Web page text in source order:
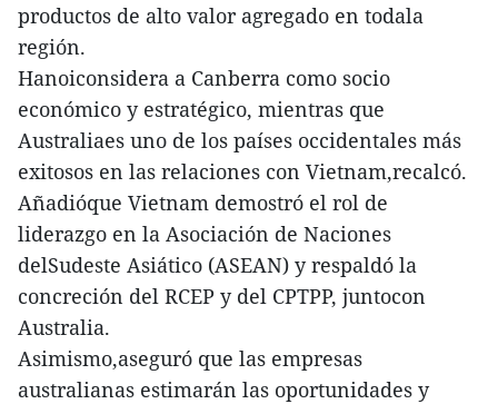
productos de alto valor agregado en todala
región.
Hanoiconsidera a Canberra como socio
económico y estratégico, mientras que
Australiaes uno de los países occidentales más
exitosos en las relaciones con Vietnam,recalcó.
Añadióque Vietnam demostró el rol de
liderazgo en la Asociación de Naciones
delSudeste Asiático (ASEAN) y respaldó la
concreción del RCEP y del CPTPP, juntocon
Australia.
Asimismo,aseguró que las empresas
australianas estimarán las oportunidades y